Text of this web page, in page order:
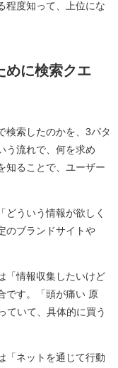
程度知って、上位にな
めに検索クエ
検索したのかを、3パタ
う流れで、何を求め
知ることで、ユーザー
どういう情報が欲しく
のブランドサイトや
「情報収集したいけど
です。「頭が痛い 原
ていて、具体的に買う
「ネットを通じて行動